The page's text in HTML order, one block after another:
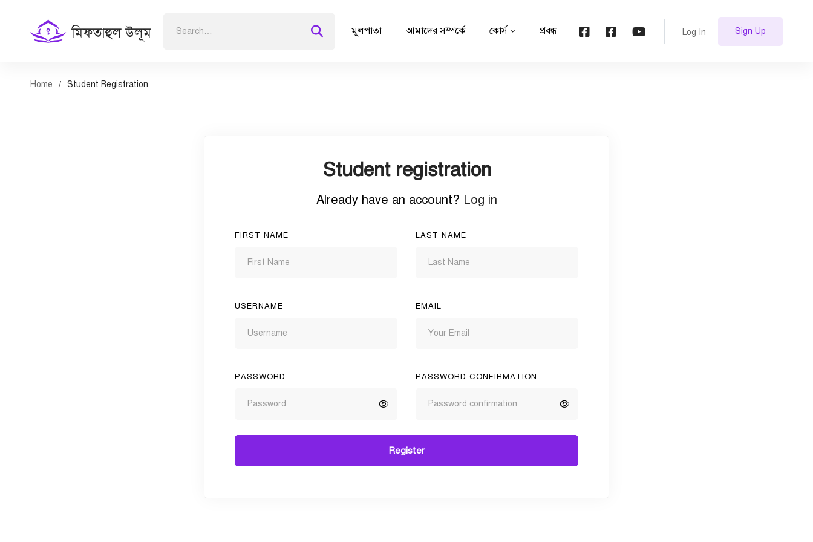
Search
মূলপাতা আমাদের সম্পর্কে কোর্স প্রবন্ধ Log In Sign Up
Home Student Registration
Student registration
Already have an account? Log in
FIRST NAME LAST NAME
USERNAME EMAIL
PASSWORD PASSWORD CONFIRMATION
Register